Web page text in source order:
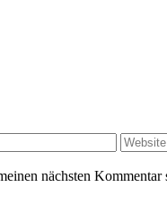
Website
nächsten Kommentar